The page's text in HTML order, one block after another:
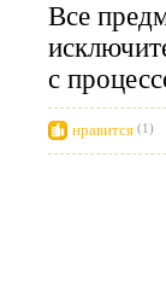
Все
с
нравится (1)